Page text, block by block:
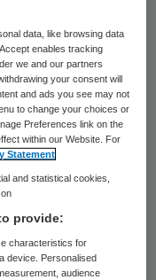
Dat heeft de
zijn met het
Vries, die
Mulder, en de
ernstige
Medisch
data, like browsing data
enables tracking
we and our partners
your consent will
and ads you see may not
to change your choices or
Preferences link on the
within our Website. For
Statement
and statistical cookies,
provide:
characteristics for
device. Personalised
audience